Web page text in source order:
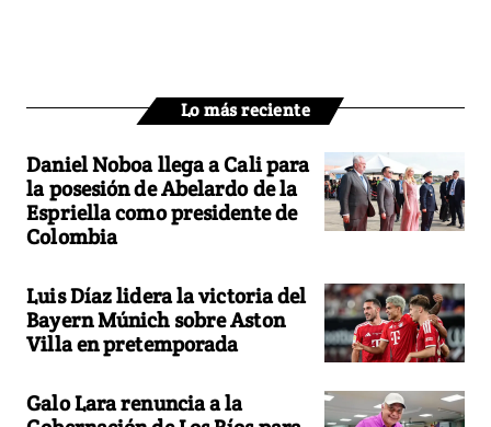
Lo más reciente
Daniel Noboa llega a Cali para
la posesión de Abelardo de la
Espriella como presidente de
Colombia
Luis Díaz lidera la victoria del
Bayern Múnich sobre Aston
Villa en pretemporada
Galo Lara renuncia a la